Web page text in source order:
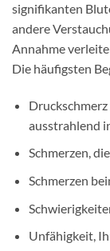
signifikanten
andere
Annahme
Die häufigsten
ausstrahlend
Schmerzen,
Schmerzen
Unfähigkeit,